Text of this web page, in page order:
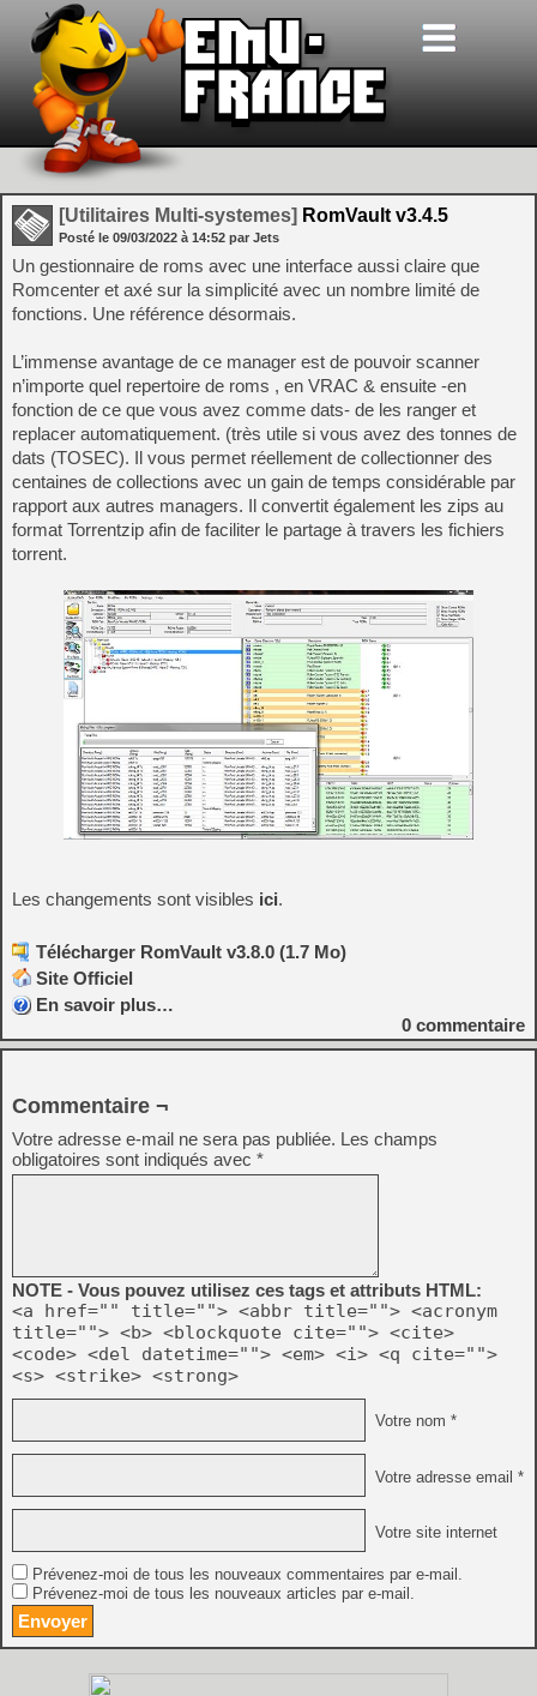
[Utilitaires Multi-systemes] RomVault v3.4.5
Posté le 09/03/2022 à 14:52 par Jets
Un gestionnaire de roms avec une interface aussi claire que
Romcenter et axé sur la simplicité avec un nombre limité de
fonctions. Une référence désormais.
L’immense avantage de ce manager est de pouvoir scanner
n’importe quel repertoire de roms , en VRAC & ensuite -en
fonction de ce que vous avez comme dats- de les ranger et
replacer automatiquement. (très utile si vous avez des tonnes de
dats (TOSEC). Il vous permet réellement de collectionner des
centaines de collections avec un gain de temps considérable par
rapport aux autres managers. Il convertit également les zips au
format Torrentzip afin de faciliter le partage à travers les fichiers
torrent.
Les changements sont visibles ici.
Télécharger RomVault v3.8.0 (1.7 Mo)
Site Officiel
En savoir plus…
0 commentaire
Commentaire ¬
Votre adresse e-mail ne sera pas publiée. Les champs
obligatoires sont indiqués avec *
NOTE - Vous pouvez utilisez ces tags et attributs HTML:
<a href="" title=""> <abbr title=""> <acronym
title=""> <b> <blockquote cite=""> <cite>
<code> <del datetime=""> <em> <i> <q cite="">
<s> <strike> <strong>
Votre nom *
Votre adresse email *
Votre site internet
Prévenez-moi de tous les nouveaux commentaires par e-mail.
Prévenez-moi de tous les nouveaux articles par e-mail.